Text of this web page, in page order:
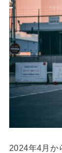
2024年4月か